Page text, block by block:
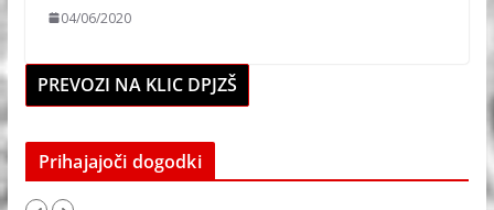
04/06/2020
PREVOZI NA KLIC DPJZŠ
Prihajajoči dogodki